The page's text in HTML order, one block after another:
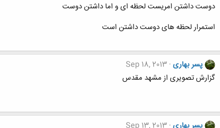
دوست داشتن امریست لحظه ای و اما داشتن دوست
استمرار لحظه های دوست داشتن است
پسر بهاری Sep 18, 2013
گزارش تصویری از مشهد مقدس